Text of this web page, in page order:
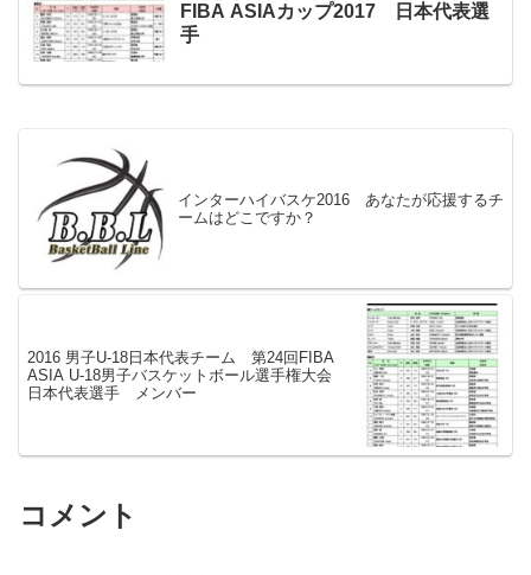
FIBA ASIAカップ2017 日本代表選
手
インターハイバスケ2016 あなたが応援するチ
ームはどこですか？
2016 男子U-18日本代表チーム 第24回FIBA
ASIA U-18男子バスケットボール選手権大会
日本代表選手 メンバー
コメント